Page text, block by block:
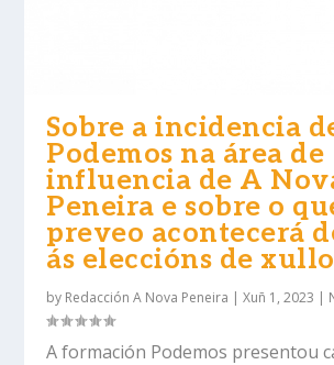
Sobre a incidencia
Podemos na área de
influencia de A
Peneira e sobre o
preveo acontecerá
ás eleccións de xullo
by Redacción A Nova Peneira |Xuñ 1, 2023 |
A formación Podemos presentou